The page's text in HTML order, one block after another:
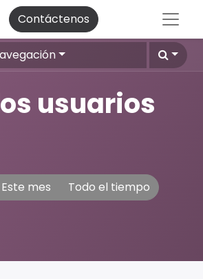
Contáctenos
usuarios
Este mes Todo el tiempo